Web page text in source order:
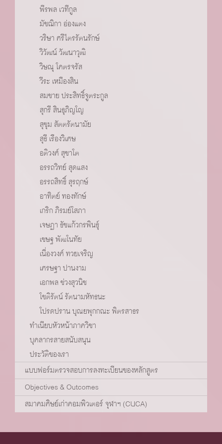
พีรพล เวทีกูล
มัชฌิกา อ่องแตง
วริษา ศรีไตรรัตนรักษ์
วิวัฒน์ วัฒนาวุฒิ
วิษณุ โคตรจรัส
วีระ เหมืองสิน
สมชาย ประสิทธิ์จูตระกูล
สุกรี สินธุภิญโญ
สุขุม สัตตรัตนามัย
สุธี เรืองวิเศษ
อติวงศ์ สุชาโต
อรรถวิทย์ สุดแสง
อรรถสิทธิ์ สุรฤกษ์
อาทิตย์ ทองทักษ์
เกริก ภิรมย์โสภา
เจษฏา ธัชแก้วกรพินธ์ุ
เชษฐ พัฒโนทัย
เนื่องวงศ์ ทวยเจริญ
เศรษฐา ปานงาม
เอกพล ช่วงสุวนิช
โชติรัตน์ รัตนามหัทธนะ
โปรดปราน บุณยพุกกณะ พิตรสาธร
ทำเนียบหัวหน้าภาควิชา
บุคลากรสายสนับสนุน
ประวัติของเรา
แบบฟอร์มตรวจสอบการลงทะเบียนของหลักสูตร
Objectives & Outcomes
สมาคมศิษย์เก่าคอมพิวเตอร์ จุฬาฯ (CUCA)